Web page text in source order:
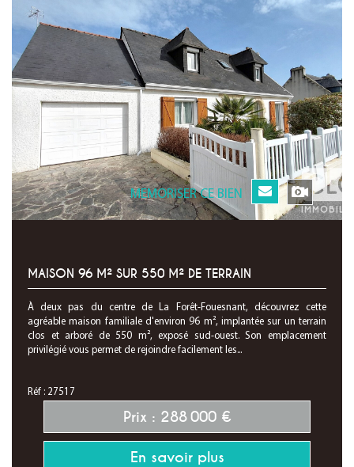
MEMORISER CE BIEN
MAISON 96 M² SUR 550 M² DE TERRAIN
À deux pas du centre de La Forêt-Fouesnant, découvrez cette
agréable maison familiale d'environ 96 m², implantée sur un terrain
clos et arboré de 550 m², exposé sud-ouest. Son emplacement
privilégié vous permet de rejoindre facilement les...
Réf : 27517
Prix : 288 000 €
En savoir plus